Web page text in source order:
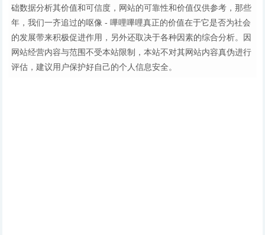
础数据分析其价值和可信度，网站的可靠性和价值仅供参考，那些
年，我们一齐追过的呕像 - 嗶哩嗶哩真正的价值在于它是否为社会
的发展带来积极促进作用，另外还取决于各种因素的综合分析。因
网站经营内容与范围不受本站限制，本站不对其网站内容真伪进行
评估，建议用户保护好自己的个人信息安全。